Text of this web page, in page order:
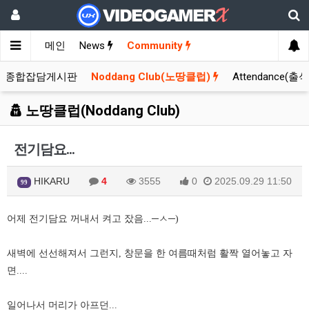
메인 News Community
종합잡담게시판 Noddang Club(노땅클럽) Attendance(출
노땅클럽(Noddang Club)
전기담요...
99 HIKARU 4 3555 0 2025.09.29 11:50
어제 전기담요 꺼내서 켜고 잤음...─ㅅ─)
새벽에 선선해져서 그런지, 창문을 한 여름때처럼 활짝 열어놓고 자
면....
일어나서 머리가 아프던...